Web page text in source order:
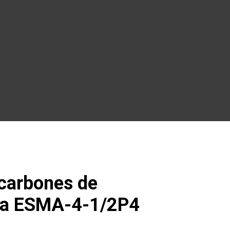
de
ESMA-4-1/2P4